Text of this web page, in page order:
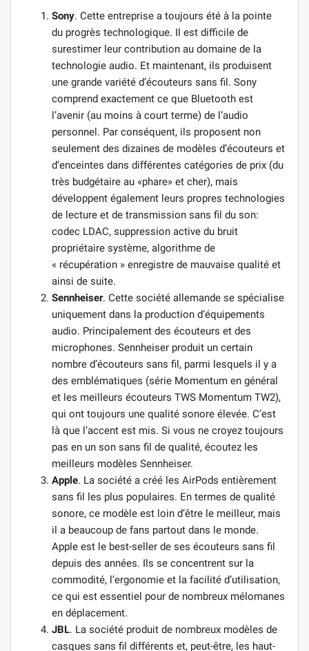
Sony. Cette entreprise a toujours été à la pointe
du progrès technologique. Il est difficile de
surestimer leur contribution au domaine de la
technologie audio. Et maintenant, ils produisent
une grande variété d’écouteurs sans fil. Sony
comprend exactement ce que Bluetooth est
l’avenir (au moins à court terme) de l’audio
personnel. Par conséquent, ils proposent non
seulement des dizaines de modèles d’écouteurs et
d’enceintes dans différentes catégories de prix (du
très budgétaire au «phare» et cher), mais
développent également leurs propres technologies
de lecture et de transmission sans fil du son:
codec LDAC, suppression active du bruit
propriétaire système, algorithme de
« récupération » enregistre de mauvaise qualité et
ainsi de suite.
Sennheiser. Cette société allemande se spécialise
uniquement dans la production d’équipements
audio. Principalement des écouteurs et des
microphones. Sennheiser produit un certain
nombre d’écouteurs sans fil, parmi lesquels il y a
des emblématiques (série Momentum en général
et les meilleurs écouteurs TWS Momentum TW2),
qui ont toujours une qualité sonore élevée. C’est
là que l’accent est mis. Si vous ne croyez toujours
pas en un son sans fil de qualité, écoutez les
meilleurs modèles Sennheiser.
Apple. La société a créé les AirPods entièrement
sans fil les plus populaires. En termes de qualité
sonore, ce modèle est loin d’être le meilleur, mais
il a beaucoup de fans partout dans le monde.
Apple est le best-seller de ses écouteurs sans fil
depuis des années. Ils se concentrent sur la
commodité, l’ergonomie et la facilité d’utilisation,
ce qui est essentiel pour de nombreux mélomanes
en déplacement.
JBL. La société produit de nombreux modèles de
casques sans fil différents et, peut-être, les haut-